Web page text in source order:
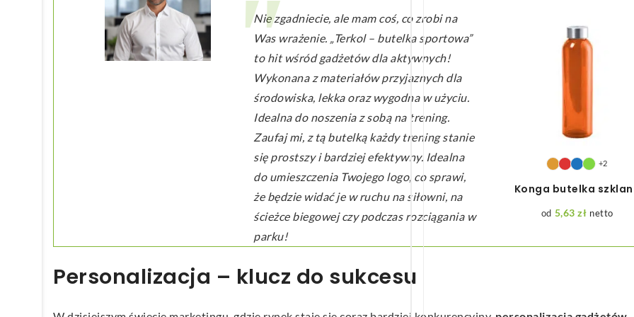
Nie zgadniecie, ale mam coś, co zrobi na
Was wrażenie. „Terkol – butelka sportowa”
to hit wśród gadżetów dla aktywnych!
Wykonana z materiałów przyjaznych dla
środowiska, lekka oraz wygodna w użyciu.
Idealna do noszenia z sobą na trening.
Zaufaj mi, z tą butelką każdy trening stanie
się prostszy i bardziej efektywny. Idealna
do umieszczenia Twojego logo, co sprawi,
że będzie widać je w ruchu na siłowni, na
ścieżce biegowej czy podczas rozciągania w
parku!
+2
Konga butelka
5,63zł netto
Personalizacja – klucz do sukcesu